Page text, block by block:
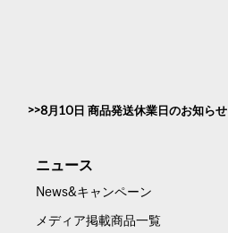
8月10日 商品発送休業日のお知らせ
ニュース
News&キャンペーン
メディア掲載商品一覧